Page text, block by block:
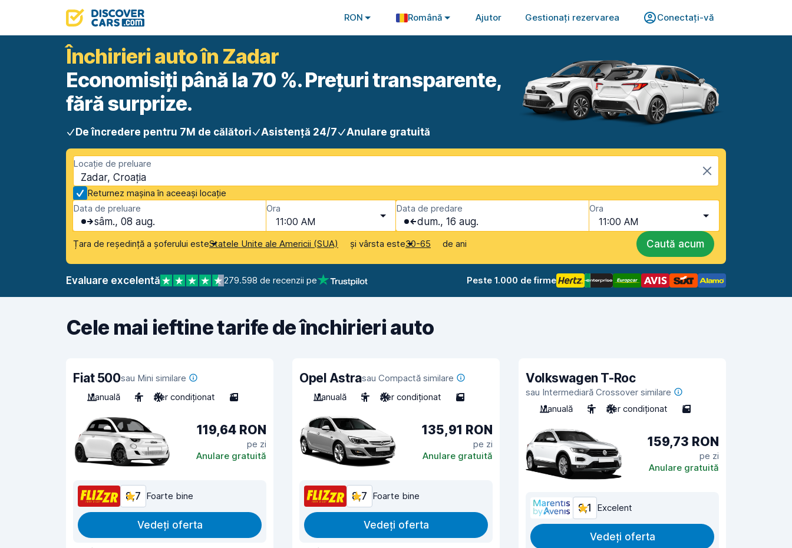
RON Română Ajutor Gestionați rezervarea Conectați-vă
Închirieri auto în Zadar
Economisiți până la 70 %. Prețuri transparente,
fără surprize.
De încredere pentru 7M de călători Asistență 24/7 Anulare gratuită
Locație de preluare
Zadar, Croația
Returnez mașina în aceeași locație
Data de preluare
sâm., 08 aug.
Ora
11:00 AM
Data de predare
dum., 16 aug.
Ora
11:00 AM
Țara de reședință a șoferului esteStatele Unite ale Americii (SUA) și vârsta este30-65 de ani Caută acum
Evaluare excelentă 279.598 de recenzii pe Peste 1.000 de firme
Cele mai ieftine tarife de închirieri auto
Fiat 500sau Mini similare
Manuală
4 Aer condiționat 3
119,64 RON
pe zi
Anulare gratuită
8,7 Foarte bine
Vedeți oferta
Opel Astrasau Compactă similare
Manuală
5 Aer condiționat 5
135,91 RON
pe zi
Anulare gratuită
8,7 Foarte bine
Vedeți oferta
Volkswagen T-Roc
sau Intermediară Crossover similare
Manuală
5 Aer condiționat 5
159,73 RON
pe zi
Anulare gratuită
9,1 Excelent
Vedeți oferta